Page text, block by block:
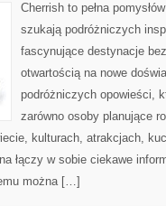
Cherrish to pełna
szukają podróżniczych
fascynujące destynacje
otwartością na nowe
podróżniczych opowieści,
zarówno osoby planujące
kulturach, atrakcjach,
łączy w sobie ciekawe
można […]